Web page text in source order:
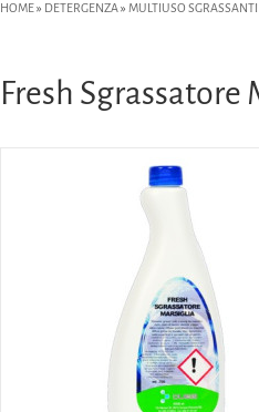
HOME» DETERGENZA» MULTIUSO
Fresh Sgrassatore